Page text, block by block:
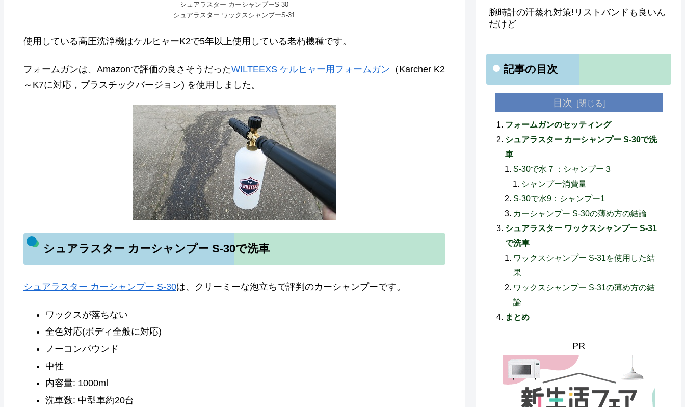
シュアラスター カーシャンプーS-30
シュアラスター ワックスシャンプーS-31
使用している高圧洗浄機はケルヒャーK2で5年以上使用している老朽機種です。
フォームガンは、Amazonで評価の良さそうだったWILTEEXS ケルヒャー用フォームガン （Karcher K2
～K7に対応，プラスチックバージョン) を使用しました。
シュアラスター カーシャンプー S-30で洗車
シュアラスター カーシャンプー S-30は、クリーミーな泡立ちで評判のカーシャンプーです。
ワックスが落ちない
全色対応(ボディ全般に対応)
ノーコンパウンド
中性
内容量: 1000ml
洗車数: 中型車約20台
腕時計の汗蒸れ対策!リストバンドも良いん
だけど
記事の目次
目次
フォームガンのセッティング
シュアラスター カーシャンプー S-30で洗
車
S-30で水７：シャンプー３
シャンプー消費量
S-30で水9：シャンプー1
カーシャンプー S-30の薄め方の結論
シュアラスター ワックスシャンプー S-31
で洗車
ワックスシャンプー S-31を使用した結
果
ワックスシャンプー S-31の薄め方の結
論
まとめ
PR